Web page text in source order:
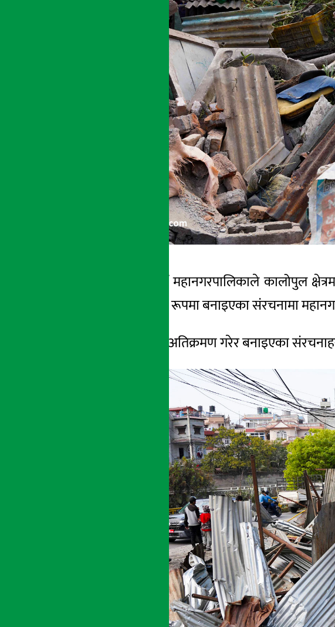
काठमाडौँ । काठमाडौं महानगरपालिकाले कालोपुल
कालोपुल क्षेत्रमा अवैध रूपमा बनाइएका संरचनामा
गुठी संस्थानका जग्गा अतिक्रमण गरेर बनाइएका